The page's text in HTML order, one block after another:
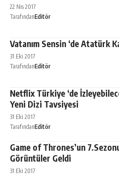
22 Nis 2017
TarafındanEditör
Vatanım Sensin ‘de Atatürk
31 Eki 2017
TarafındanEditör
Netflix Türkiye ‘de
Yeni Dizi Tavsiyesi
31 Eki 2017
TarafındanEditör
Game of Thrones’un
Görüntüler Geldi
31 Eki 2017